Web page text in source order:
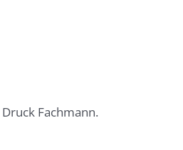
Fachmann.